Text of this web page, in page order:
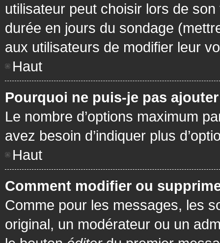
utilisateur peut choisir lors de
durée en jours du sondage
aux utilisateurs de modifier leur
Haut
Pourquoi ne puis-je pas
Le nombre d’options maximum
avez besoin d’indiquer plus
Haut
Comment modifier ou
Comme pour les messages, les
original, un modérateur ou un